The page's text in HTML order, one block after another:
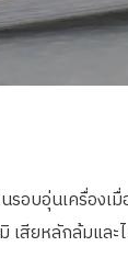
รอบอุ่นเครื่องเ
เสียหลักล้มแล